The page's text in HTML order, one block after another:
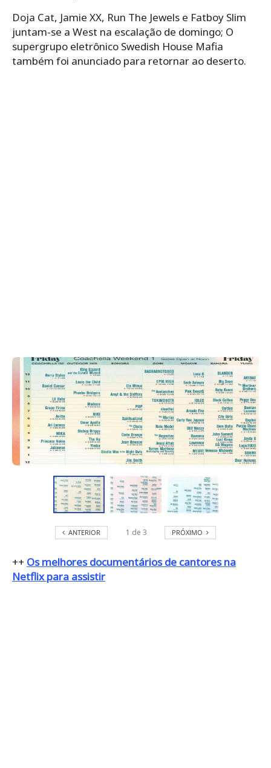
Doja Cat, Jamie XX, Run The Jewels e Fatboy Slim
juntam-se a West na escalação de domingo; O
supergrupo eletrônico Swedish House Mafia
também foi anunciado para retornar ao deserto.
ANTERIOR 1 de 3 PRÓXIMO
++ Os melhores documentários de cantores na
Netflix para assistir